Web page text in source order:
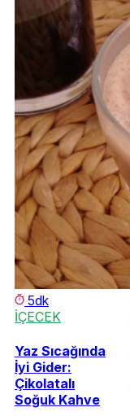
5dk
İÇECEK
Yaz Sıcağında
İyi Gider:
Çikolatalı
Soğuk Kahve